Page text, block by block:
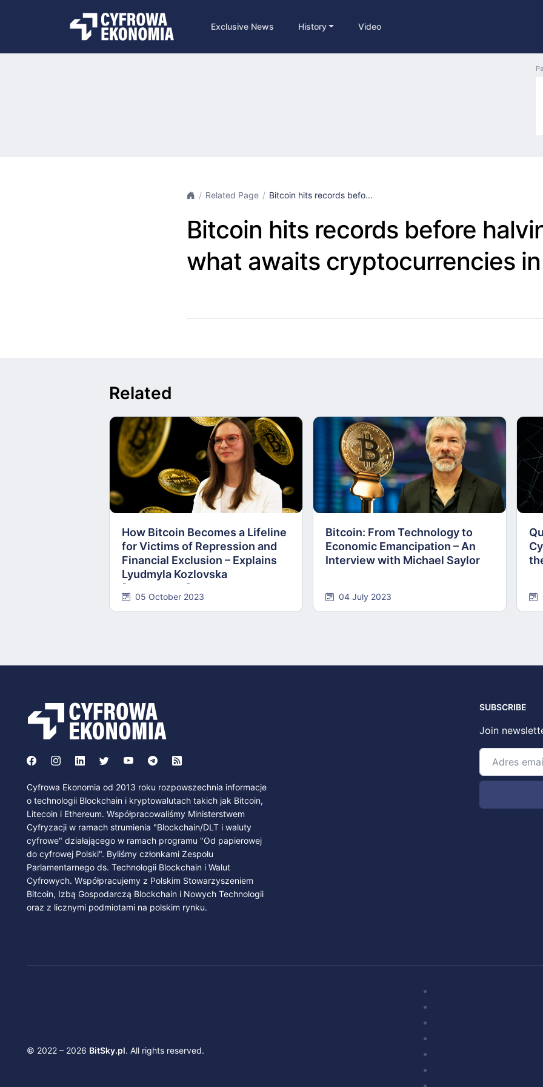
Exclusive News History Video
Related Page Bitcoin hits records befo...
Bitcoin hits records before
what awaits cryptocurrencies
Related
How Bitcoin Becomes a Lifeline
for Victims of Repression and
Financial Exclusion – Explains
Lyudmyla Kozlovska
05 October 2023
Bitcoin: From Technology to
Economic Emancipation – An
Interview with Michael Saylor
04 July 2023
Cyfrowa Ekonomia od 2013 roku rozpowszechnia informacje
o technologii Blockchain i kryptowalutach takich jak Bitcoin,
Litecoin i Ethereum. Współpracowaliśmy Ministerstwem
Cyfryzacji w ramach strumienia "Blockchain/DLT i waluty
cyfrowe" działającego w ramach programu "Od papierowej
do cyfrowej Polski". Byliśmy członkami Zespołu
Parlamentarnego ds. Technologii Blockchain i Walut
Cyfrowych. Współpracujemy z Polskim Stowarzyszeniem
Bitcoin, Izbą Gospodarczą Blockchain i Nowych Technologii
oraz z licznymi podmiotami na polskim rynku.
SUBSCRIBE
Join
© 2022 – 2026 BitSky.pl. All rights reserved.